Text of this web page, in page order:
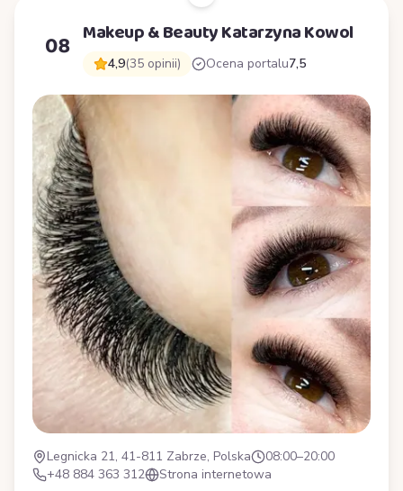
08 Makeup & Beauty Katarzyna Kowol
4,9(35 opinii) Ocena portalu7,5
Legnicka 21, 41-811 Zabrze, Polska
08:00–20:00
+48 884 363 312
Strona internetowa